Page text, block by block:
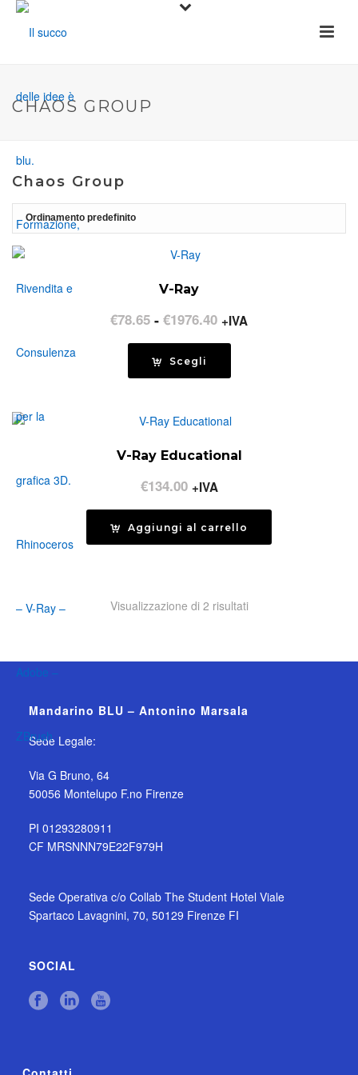
CHAOS GROUP
Chaos Group
V-Ray
€78.65 - €1976.40Fascia
di
da
a
+IVA
Scegli
V-Ray Educational
€134.00 +IVA
Aggiungi al carrello
Visualizzazione di 2 risultati
Mandarino BLU – Antonino Marsala
Sede Legale:
Via G Bruno, 64
50056 Montelupo F.no Firenze
PI 01293280911
CF MRSNNN79E22F979H
Sede Operativa c/o Collab The Student Hotel Viale
Spartaco Lavagnini, 70, 50129 Firenze FI
SOCIAL